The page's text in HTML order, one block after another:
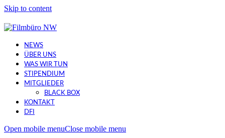
Skip to content
NEWS
ÜBER UNS
WAS WIR TUN
STIPENDIUM
MITGLIEDER
BLACK BOX
KONTAKT
DFI
Open mobile menuClose mobile menu